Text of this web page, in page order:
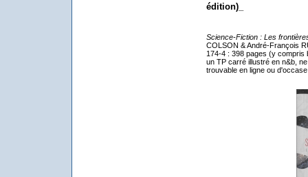
édition)_
Science-Fiction : Les
COLSON & André-François
174-4 : 398 pages (y compris
un TP carré illustré en n&b,
trouvable en ligne ou